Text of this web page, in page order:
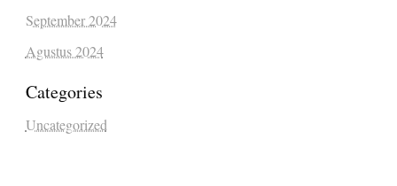
September 2024
Agustus 2024
Categories
Uncategorized